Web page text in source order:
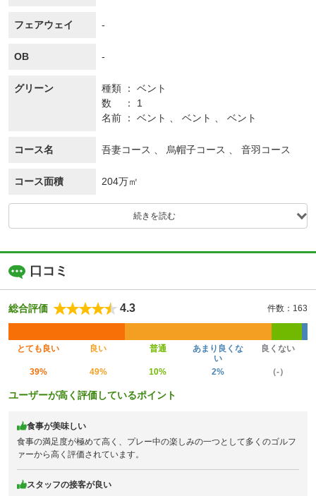
フェアウェイ -
OB -
グリーン 種類
ベント
数
1
名前
ベント 、 ベント 、 ベント
コース名 吾妻コース 、 烏帽子コース 、 音羽コース
コース面積 204万㎡
続きを読む
口コミ
総合評価 4.3 件数：163
とても良い 良い 普通
あまり良くな
い
良くない
39% 49% 10% 2% （-）
ユーザーが高く評価しているポイント
食事が美味しい
食事の満足度が極めて高く、プレー中の楽しみの一つとして多くのゴルフ
ァーから高く評価されています。
スタッフの接客が良い